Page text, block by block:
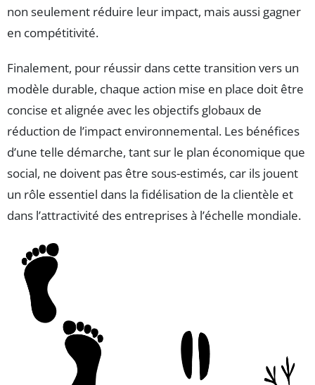
non seulement réduire leur impact, mais aussi gagner
en compétitivité.
Finalement, pour réussir dans cette transition vers un
modèle durable, chaque action mise en place doit être
concise et alignée avec les objectifs globaux de
réduction de l’impact environnemental. Les bénéfices
d’une telle démarche, tant sur le plan économique que
social, ne doivent pas être sous-estimés, car ils jouent
un rôle essentiel dans la fidélisation de la clientèle et
dans l’attractivité des entreprises à l’échelle mondiale.